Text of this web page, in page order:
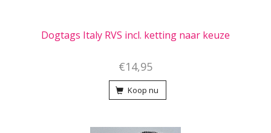
Dogtags Italy RVS incl. ketting naar keuze
€14,95
Koop nu